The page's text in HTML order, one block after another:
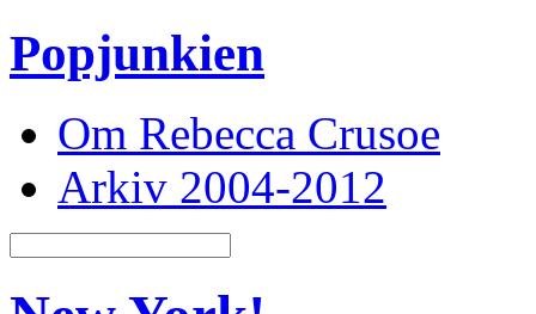
Popjunkien
Om Rebecca Crusoe
Arkiv 2004-2012